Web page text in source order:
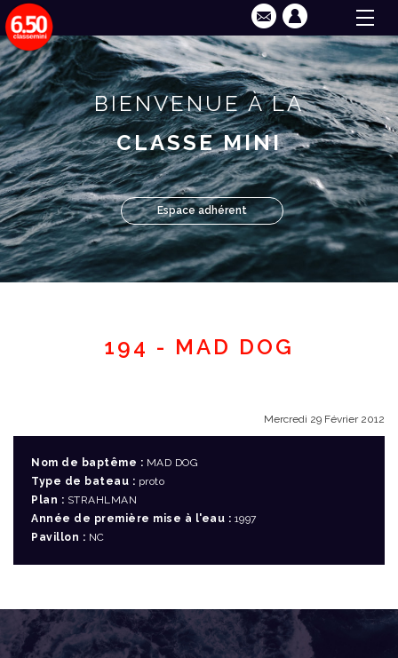
BIENVENUE À LA
CLASSE MINI
Espace adhérent
194 - MAD DOG
Mercredi 29 Février 2012
Nom de baptême : MAD DOG
Type de bateau : proto
Plan : STRAHLMAN
Année de première mise à l'eau : 1997
Pavillon : NC